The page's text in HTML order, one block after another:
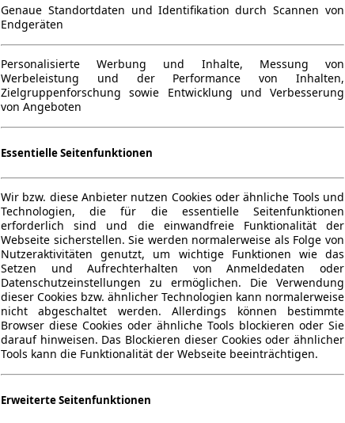
Genaue Standortdaten und Identifikation durch Scannen von
Endgeräten
Personalisierte Werbung und Inhalte, Messung von
Werbeleistung und der Performance von Inhalten,
Zielgruppenforschung sowie Entwicklung und Verbesserung
von Angeboten
Essentielle Seitenfunktionen
Wir bzw. diese Anbieter nutzen Cookies oder ähnliche Tools und
Technologien, die für die essentielle Seitenfunktionen
erforderlich sind und die einwandfreie Funktionalität der
Webseite sicherstellen. Sie werden normalerweise als Folge von
Nutzeraktivitäten genutzt, um wichtige Funktionen wie das
Setzen und Aufrechterhalten von Anmeldedaten oder
Datenschutzeinstellungen zu ermöglichen. Die Verwendung
dieser Cookies bzw. ähnlicher Technologien kann normalerweise
nicht abgeschaltet werden. Allerdings können bestimmte
Browser diese Cookies oder ähnliche Tools blockieren oder Sie
darauf hinweisen. Das Blockieren dieser Cookies oder ähnlicher
Tools kann die Funktionalität der Webseite beeinträchtigen.
Erweiterte Seitenfunktionen